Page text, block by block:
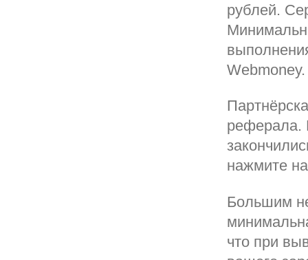
рублей.
Webmoney.
реферала.
нажмите
Большим
что при